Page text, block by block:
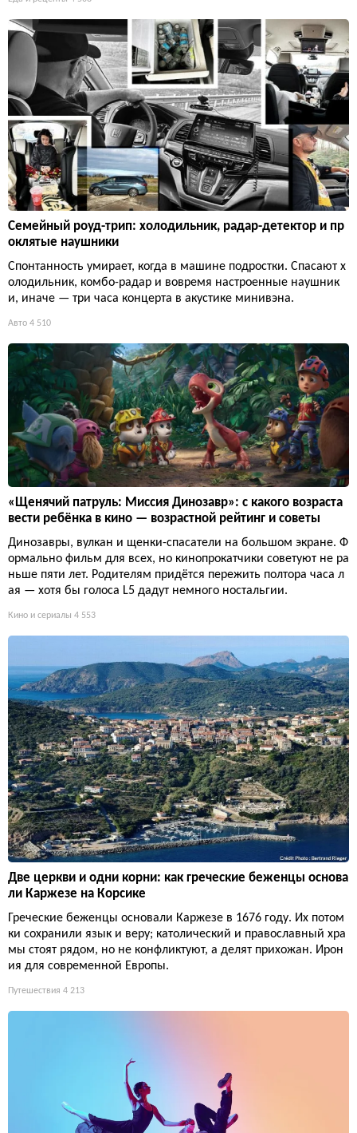
Семейный роуд-трип: холодильник, радар-детектор и пр
оклятые наушники
Спонтанность умирает, когда в машине подростки. Спасают х
олодильник, комбо-радар и вовремя настроенные наушник
и, иначе — три часа концерта в акустике минивэна.
Авто 4 510
«Щенячий патруль: Миссия Динозавр»: с какого возраста
вести ребёнка в кино — возрастной рейтинг и советы
Динозавры, вулкан и щенки-спасатели на большом экране. Ф
ормально фильм для всех, но кинопрокатчики советуют не ра
ньше пяти лет. Родителям придётся пережить полтора часа л
ая — хотя бы голоса L5 дадут немного ностальгии.
Кино и сериалы 4 553
Две церкви и одни корни: как греческие беженцы основа
ли Каржезе на Корсике
Греческие беженцы основали Каржезе в 1676 году. Их потом
ки сохранили язык и веру; католический и православный хра
мы стоят рядом, но не конфликтуют, а делят прихожан. Ирон
ия для современной Европы.
Путешествия 4 213